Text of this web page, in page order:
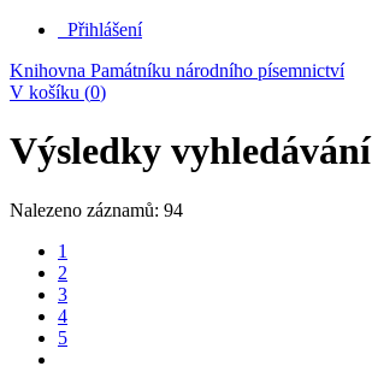
Přihlášení
Knihovna Památníku národního písemnictví
V košíku (0)
Výsledky vyhledávání
Nalezeno záznamů: 94
1
2
3
4
5